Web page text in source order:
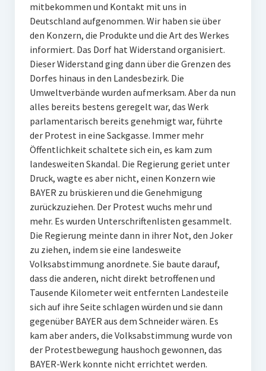
mitbekommen und Kontakt mit uns in
Deutschland aufgenommen. Wir haben sie über
den Konzern, die Produkte und die Art des Werkes
informiert. Das Dorf hat Widerstand organisiert.
Dieser Widerstand ging dann über die Grenzen des
Dorfes hinaus in den Landesbezirk. Die
Umweltverbände wurden aufmerksam. Aber da nun
alles bereits bestens geregelt war, das Werk
parlamentarisch bereits genehmigt war, führte
der Protest in eine Sackgasse. Immer mehr
Öffentlichkeit schaltete sich ein, es kam zum
landesweiten Skandal. Die Regierung geriet unter
Druck, wagte es aber nicht, einen Konzern wie
BAYER zu brüskieren und die Genehmigung
zurückzuziehen. Der Protest wuchs mehr und
mehr. Es wurden Unterschriftenlisten gesammelt.
Die Regierung meinte dann in ihrer Not, den Joker
zu ziehen, indem sie eine landesweite
Volksabstimmung anordnete. Sie baute darauf,
dass die anderen, nicht direkt betroffenen und
Tausende Kilometer weit entfernten Landesteile
sich auf ihre Seite schlagen würden und sie dann
gegenüber BAYER aus dem Schneider wären. Es
kam aber anders, die Volksabstimmung wurde von
der Protestbewegung haushoch gewonnen, das
BAYER-Werk konnte nicht errichtet werden.